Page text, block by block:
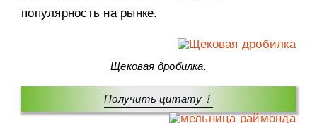
популярность на рынке.
Щековая дробилка.
Получить цитату！